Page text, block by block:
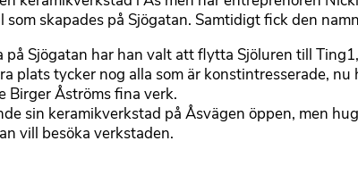
skapades på Sjögatan. Samtidigt fick den
Sjögatan har han valt att flytta Sjöluren till
plats tycker nog alla som är konstintresserade,
Birger Åströms fina verk.
sin keramikverkstad på Åsvägen öppen, men
vill besöka verkstaden.